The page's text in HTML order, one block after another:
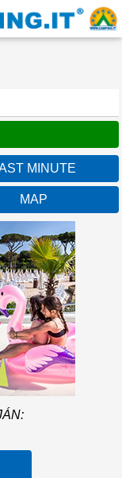
MINUTE
MAP